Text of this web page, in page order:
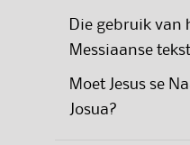
Die gebruik van
Messiaanse
Moet Jesus se
Josua?